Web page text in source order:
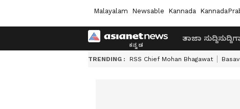
Malayalam Newsable Kannada
ತಾಜಾ ಸುದ್ದಿಸುದ್ದಿ
TRENDING : RSS Chief Mohan Bhagawat